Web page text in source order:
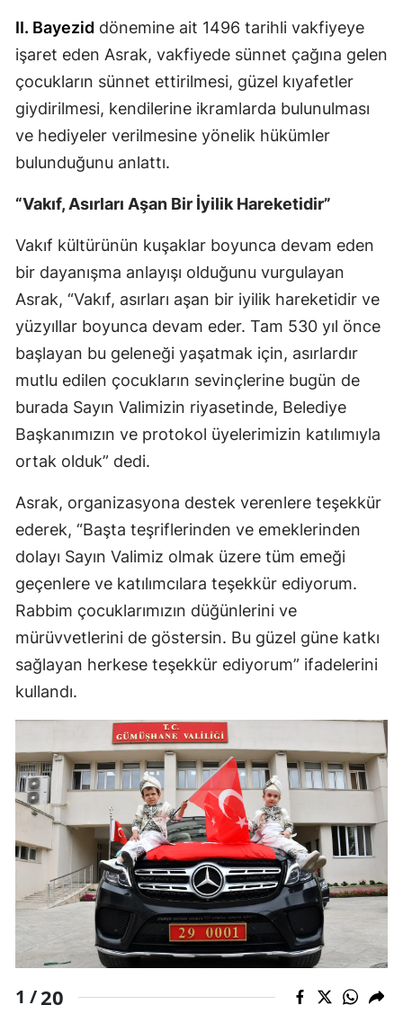
Yalova
Karabük
Kilis
Osmaniye
II. Bayezid dönemine ait 1496 tarihli vakfiyeye
işaret eden Asrak, vakfiyede sünnet çağına gelen
çocukların sünnet ettirilmesi, güzel kıyafetler
giydirilmesi, kendilerine ikramlarda bulunulması
ve hediyeler verilmesine yönelik hükümler
bulunduğunu anlattı.
“Vakıf, Asırları Aşan Bir İyilik Hareketidir”
Vakıf kültürünün kuşaklar boyunca devam eden
bir dayanışma anlayışı olduğunu vurgulayan
Asrak, “Vakıf, asırları aşan bir iyilik hareketidir ve
yüzyıllar boyunca devam eder. Tam 530 yıl önce
başlayan bu geleneği yaşatmak için, asırlardır
mutlu edilen çocukların sevinçlerine bugün de
burada Sayın Valimizin riyasetinde, Belediye
Başkanımızın ve protokol üyelerimizin katılımıyla
ortak olduk” dedi.
Asrak, organizasyona destek verenlere teşekkür
ederek, “Başta teşriflerinden ve emeklerinden
dolayı Sayın Valimiz olmak üzere tüm emeği
geçenlere ve katılımcılara teşekkür ediyorum.
Rabbim çocuklarımızın düğünlerini ve
mürüvvetlerini de göstersin. Bu güzel güne katkı
sağlayan herkese teşekkür ediyorum” ifadelerini
kullandı.
1 /20